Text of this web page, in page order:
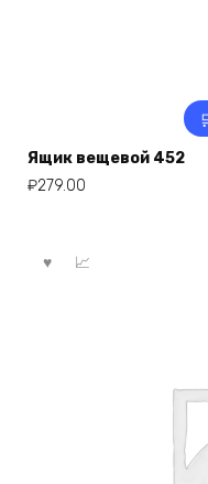
Ящик вещевой 452
₽279.00